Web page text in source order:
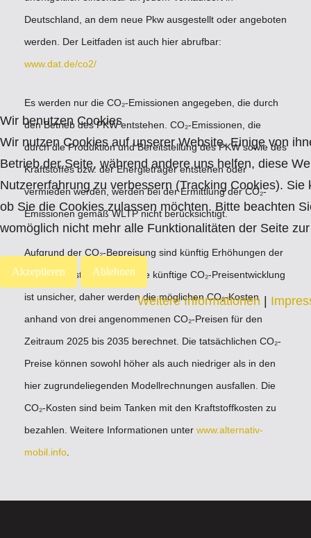
Deutschland, an dem neue Pkw ausgestellt oder angeboten
werden. Der Leitfaden ist auch hier abrufbar:
www.dat.de/co2/
Es werden nur die CO₂-Emissionen angegeben, die durch
den Betrieb des PKW entstehen. CO₂-Emissionen, die
durch die Produktion und Bereitstellung des PKW sowie des
Kraftstoffes bzw. der Energieträger entstehen oder
vermieden werden, werden bei der Ermittlung der CO₂-
Emissionen gemäß WLTP nicht berücksichtigt.
Aufgrund der CO₂-Bepreisung sind künftig Erhöhungen der
Kraftstoffkosten möglich. Die künftige CO₂-Preisentwicklung
ist unsicher, daher werden die möglichen CO₂-Kosten
anhand von drei angenommenen CO₂-Preisen für den
Zeitraum 2025 bis 2035 berechnet. Die tatsächlichen CO₂-
Preise können sowohl höher als auch niedriger als in den
hier zugrundeliegenden Modellrechnungen ausfallen. Die
CO₂-Kosten sind beim Tanken mit den Kraftstoffkosten zu
bezahlen. Weitere Informationen unter www.alternativ-
mobil.info
Wir benutzen Cookies
Wir nutzen Cookies auf unserer Website. Einige von
Betrieb der Seite, während andere uns helfen, diese
Nutzererfahrung zu verbessern (Tracking Cookies).
ob Sie die Cookies zulassen möchten. Bitte beachten
womöglich nicht mehr alle Funktionalitäten der Seite
Akzeptieren Ablehnen
Weitere Informationen |